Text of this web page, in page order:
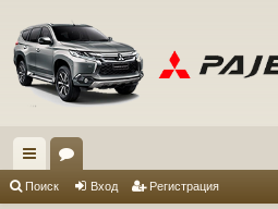
сПоиск Вход Регистрация